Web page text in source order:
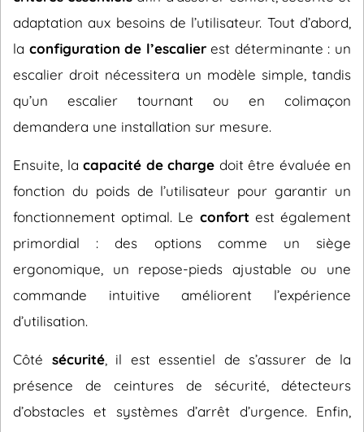
adaptation aux besoins de l’utilisateur. Tout d’abord,
la configuration de l’escalierest déterminante : un
escalier droit nécessitera un modèle simple, tandis
qu’un escalier tournant ou en colimaçon
demandera une installation sur mesure.
Ensuite, la capacité de charge doit être évaluée en
fonction du poids de l’utilisateur pour garantir un
fonctionnement optimal. Le confort est également
primordial : des options comme un siège
ergonomique, un repose-pieds ajustable ou une
commande intuitive améliorent l’expérience
d’utilisation.
Côté sécurité, il est essentiel de s’assurer de la
présence de ceintures de sécurité, détecteurs
d’obstacles et systèmes d’arrêt d’urgence. Enfin,